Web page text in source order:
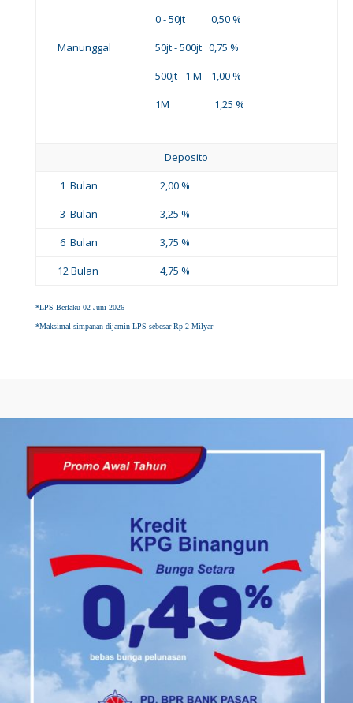
Manunggal
0 - 50jt 0,50 %
50jt - 500jt 0,75 %
500jt - 1 M 1,00 %
1M 1,25 %
Deposito
1 Bulan
2,00 %
3 Bulan
3,25 %
6 Bulan
3,75 %
12 Bulan
4,75 %
*LPS Berlaku 02 Juni 2026
*Maksimal simpanan dijamin LPS sebesar Rp 2 Milyar